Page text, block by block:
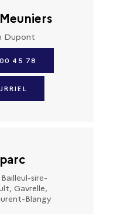
Dupont
45 78
sire-
Gavrelle,
Blangy